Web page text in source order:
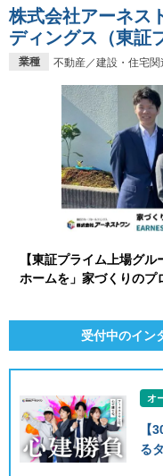
業種 不動産／建設・住宅関
株式会社アーネス
ディングス（東証
【東証プライム上場グ
ホームを」家づくりのプ
受付中のイン
オ
【
る